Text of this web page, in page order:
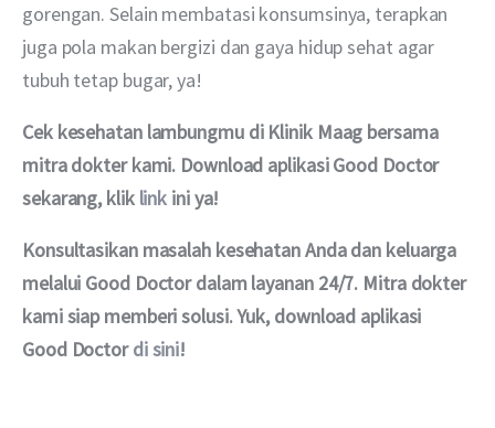
gorengan. Selain membatasi konsumsinya, terapkan
juga pola makan bergizi dan gaya hidup sehat agar
tubuh tetap bugar, ya!
Cek kesehatan lambungmu di Klinik Maag bersama
mitra dokter kami. Download aplikasi Good Doctor
sekarang, klik link ini ya!
Konsultasikan masalah kesehatan Anda dan keluarga
melalui Good Doctor dalam layanan 24/7. Mitra dokter
kami siap memberi solusi. Yuk, download aplikasi
Good Doctor di sini!